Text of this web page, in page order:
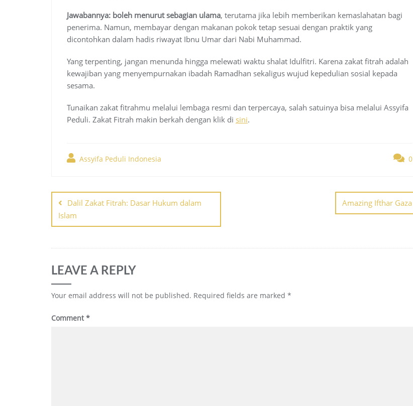
Jawabannya: boleh menurut sebagian ulama, terutama jika lebih memberikan kemaslahatan bagi
penerima. Namun, membayar dengan makanan pokok tetap sesuai dengan praktik yang
dicontohkan dalam hadis riwayat Ibnu Umar dari Nabi Muhammad.
Yang terpenting, jangan menunda hingga melewati waktu shalat Idulfitri. Karena zakat fitrah adalah
kewajiban yang menyempurnakan ibadah Ramadhan sekaligus wujud kepedulian sosial kepada
sesama.
Tunaikan zakat fitrahmu melalui lembaga resmi dan terpercaya, salah satuinya bisa melalui Assyifa
Peduli. Zakat Fitrah makin berkah dengan klik di sini.
Assyifa Peduli Indonesia 0
Post
navigation
Dalil Zakat Fitrah: Dasar Hukum dalam
Islam
Amazing Ifthar Gaza
LEAVE A REPLY
Your email address will not be published. Required fields are marked *
Comment*